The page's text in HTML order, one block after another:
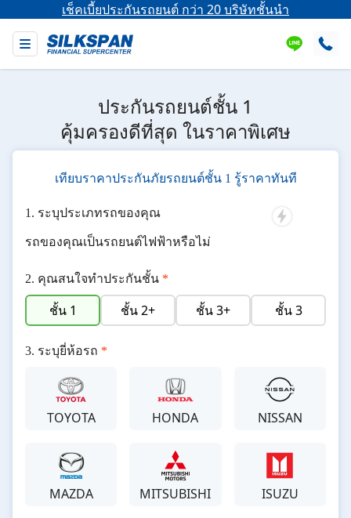
เช็คเบี้ยประกันรถยนต์ กว่า 20 บริษัทชั้นนำ
ประกันรถยนต์ชั้น 1
คุ้มครองดีที่สุด ในราคาพิเศษ
เทียบราคาประกันภัยรถยนต์ชั้น 1 รู้ราคาทันที
ระบุประเภทรถของคุณ
รถของคุณเป็นรถยนต์ไฟฟ้าหรือไม่
คุณสนใจทำประกันชั้น *
ชั้น 1 ชั้น 2+ ชั้น 3+ ชั้น 3
ระบุยี่ห้อรถ *
TOYOTA HONDA NISSAN
MAZDA MITSUBISHI ISUZU